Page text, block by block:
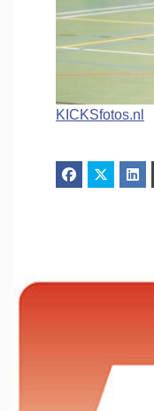
KICKSfotos.nl